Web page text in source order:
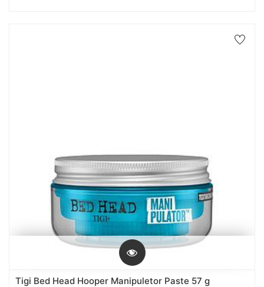
Tigi Bed Head Hooper Manipuletor Paste 57 g